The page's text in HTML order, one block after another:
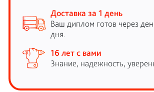
Доставка за 1 день
Ваш диплом готов через
дня.
16 лет с вами
Знание, надежность,